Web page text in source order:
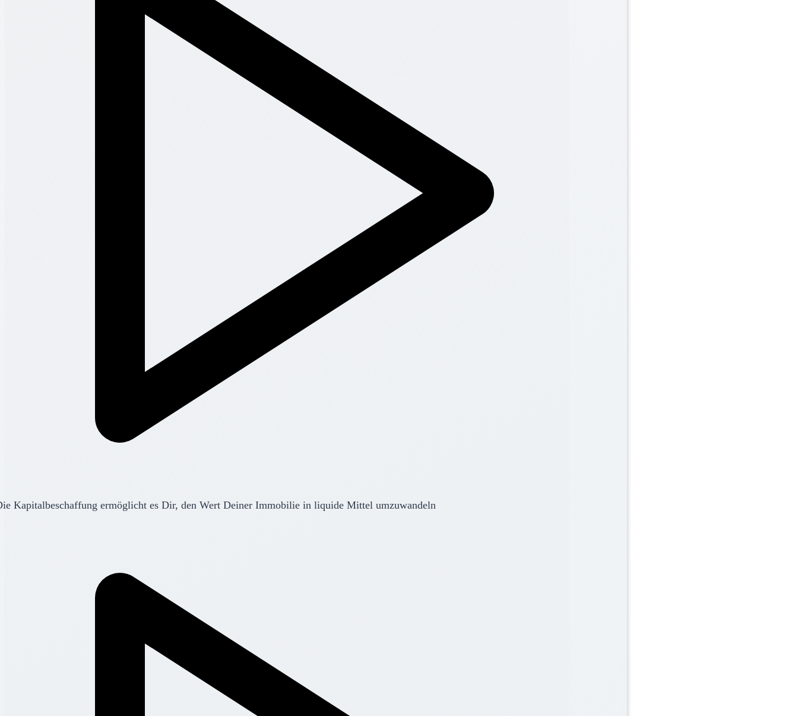
Kapitalbeschaffung ermöglicht es Dir, den Wert Deiner Immobilie in liquide Mittel umzuwandeln